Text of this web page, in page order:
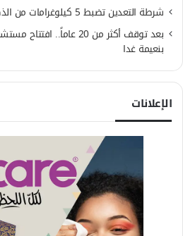
شرطة التعدين تضبط 5 كيلوغرامات من الذهب المهرب بنهر النيل
بعد توقف أكثر من 20
بنعيمة غدا
الإعلانات